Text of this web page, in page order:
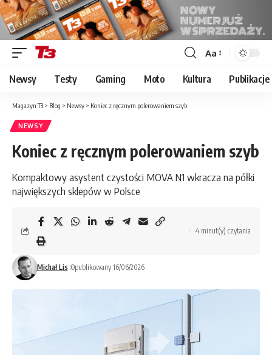
Font
Resizer
Aa
Newsy Testy Gaming Moto Kultura Publikacje
Magazyn T3 > Blog > Newsy > Koniec z ręcznym polerowaniem szyb
NEWSY
Koniec z ręcznym polerowaniem szyb
Kompaktowy asystent czystości MOVA N1 wkracza na półki
największych sklepów w Polsce
Michał Lis Opublikowany 16/06/2026
4 minut(y) czytania